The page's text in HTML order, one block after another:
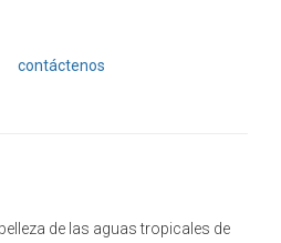
contáctenos
de las aguas tropicales de